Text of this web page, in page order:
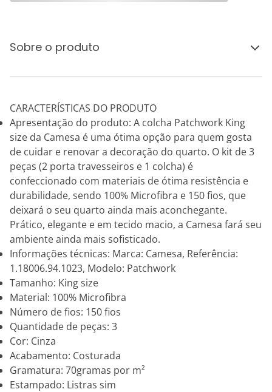
Sobre o produto
CARACTERÍSTICAS DO PRODUTO
Apresentação do produto: A colcha Patchwork King
size da Camesa é uma ótima opção para quem gosta
de cuidar e renovar a decoração do quarto. O kit de 3
peças (2 porta travesseiros e 1 colcha) é
confeccionado com materiais de ótima resistência e
durabilidade, sendo 100% Microfibra e 150 fios, que
deixará o seu quarto ainda mais aconchegante.
Prático, elegante e em tecido macio, a Camesa fará seu
ambiente ainda mais sofisticado.
Informações técnicas: Marca: Camesa, Referência:
1.18006.94.1023, Modelo: Patchwork
Tamanho: King size
Material: 100% Microfibra
Número de fios: 150 fios
Quantidade de peças: 3
Cor: Cinza
Acabamento: Costurada
Gramatura: 70gramas por m²
Estampado: Listras sim